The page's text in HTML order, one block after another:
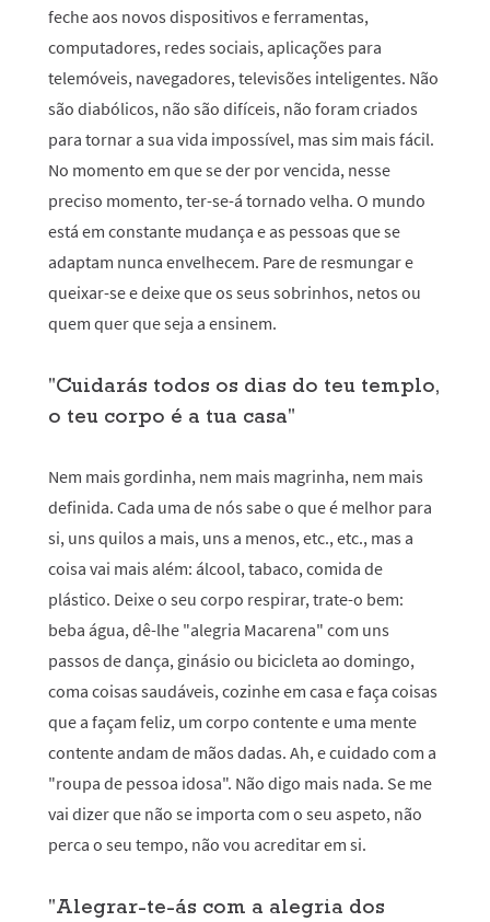
feche aos novos dispositivos e ferramentas,
computadores, redes sociais, aplicações para
telemóveis, navegadores, televisões inteligentes. Não
são diabólicos, não são difíceis, não foram criados
para tornar a sua vida impossível, mas sim mais fácil.
No momento em que se der por vencida, nesse
preciso momento, ter-se-á tornado velha. O mundo
está em constante mudança e as pessoas que se
adaptam nunca envelhecem. Pare de resmungar e
queixar-se e deixe que os seus sobrinhos, netos ou
quem quer que seja a ensinem.
"Cuidarás todos os dias do teu templo,
o teu corpo é a tua casa"
Nem mais gordinha, nem mais magrinha, nem mais
definida. Cada uma de nós sabe o que é melhor para
si, uns quilos a mais, uns a menos, etc., etc., mas a
coisa vai mais além: álcool, tabaco, comida de
plástico. Deixe o seu corpo respirar, trate-o bem:
beba água, dê-lhe "alegria Macarena" com uns
passos de dança, ginásio ou bicicleta ao domingo,
coma coisas saudáveis, cozinhe em casa e faça coisas
que a façam feliz, um corpo contente e uma mente
contente andam de mãos dadas. Ah, e cuidado com a
"roupa de pessoa idosa". Não digo mais nada. Se me
vai dizer que não se importa com o seu aspeto, não
perca o seu tempo, não vou acreditar em si.
"Alegrar-te-ás com a alegria dos